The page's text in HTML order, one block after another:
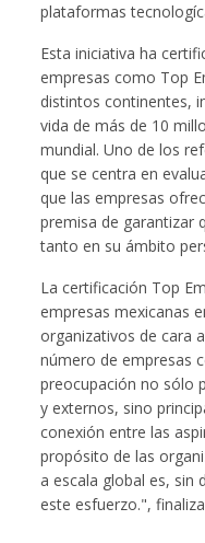
plataformas
Esta iniciativa ha
empresas como Top
distintos continentes,
vida de más de 10
mundial. Uno de los
que se centra en
que las empresas
premisa de garantizar
tanto en su ámbito
La certificación Top
empresas mexicanas
organizativos de cara
número de empresas
preocupación no sólo
y externos, sino
conexión entre las
propósito de las
a escala global es, sin
este esfuerzo.",